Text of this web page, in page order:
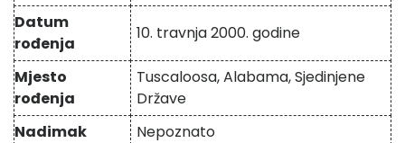
Datum
rođenja
10. travnja 2000. godine
Mjesto
rođenja
Tuscaloosa, Alabama, Sjedinjene
Države
Nadimak
Nepoznato